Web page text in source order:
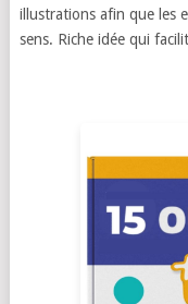
illustrations afin que les
sens. Riche idée qui